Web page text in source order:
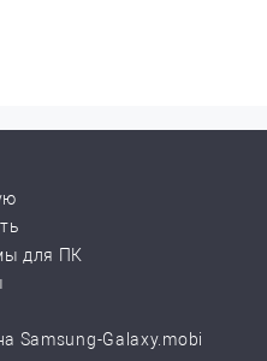
для ПК
Samsung-Galaxy.mobi